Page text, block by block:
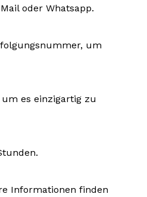
oder Whatsapp.
um
es einzigartig zu
Informationen finden